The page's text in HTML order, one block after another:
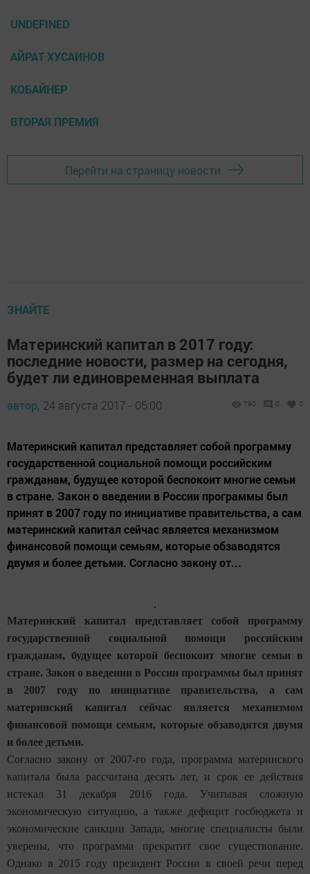
UNDEFINED
АЙРАТ ХУСАИНОВ
КОБАЙНЕР
ВТОРАЯ ПРЕМИЯ
Перейти на страницу новости
ЗНАЙТЕ
Материнский капитал в 2017 году:
последние новости, размер на сегодня,
будет ли единовременная выплата
автор, 24 августа 2017 - 05:00 790 0 0
Материнский капитал представляет собой программу
государственной социальной помощи российским
гражданам, будущее которой беспокоит многие семьи
в стране. Закон о введении в России программы был
принят в 2007 году по инициативе правительства, а сам
материнский капитал сейчас является механизмом
финансовой помощи семьям, которые обзаводятся
двумя и более детьми. Согласно закону от...
Материнский капитал представляет собой программу
государственной социальной помощи российским
гражданам, будущее которой беспокоит многие семьи в
стране. Закон о введении в России программы был принят
в 2007 году по инициативе правительства, а сам
материнский капитал сейчас является механизмом
финансовой помощи семьям, которые обзаводятся двумя
и более детьми.
Согласно закону от 2007-го года, программа материнского
капитала была рассчитана десять лет, и срок ее действия
истекал 31 декабря 2016 года. Учитывая сложную
экономическую ситуацию, а также дефицит госбюджета и
экономические санкции Запада, многие специалисты были
уверены, что программа прекратит свое существование.
Однако в 2015 году президент России в своей речи перед